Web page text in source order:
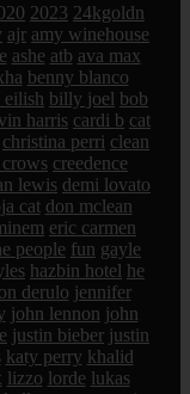
2023 24kgoldn
ajr amy winehouse
ashe atb ava max
benny blanco
billy joel bob
harris cardi b cat
christina perri clean
creedence
lewis demi lovato
cat don mclean
eric carmen
people fun gayle
hazbin hotel he
derulo jennifer
john lennon john
justin bieber justin
katy perry khalid
lizzo lorde lukas